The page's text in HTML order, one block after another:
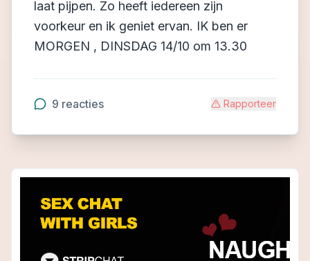
laat pijpen. Zo heeft iedereen zijn
voorkeur en ik geniet ervan. IK ben er
MORGEN , DINSDAG 14/10 om 13.30
9 reacties Rapporteer